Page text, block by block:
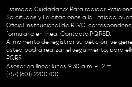
Estimado Ciudadano: Para radicar
Solicitudes y Felicitaciones a la Entidad
Oficial Institucional de RTVC
formulario en línea: Contacto PQRSD.
Al momento de registrar su petición, se
usted podrá realizar el seguimiento, para
PQRS
Asesor en línea: lunes 9:30 a.m. - 12 m.
(+57) (601) 2200700